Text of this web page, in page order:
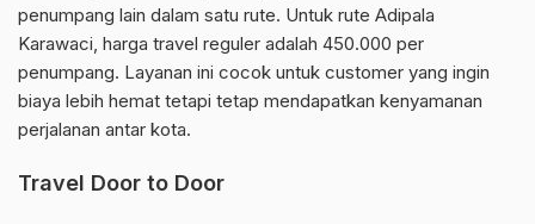
penumpang lain dalam satu rute. Untuk rute Adipala
Karawaci, harga travel reguler adalah 450.000 per
penumpang. Layanan ini cocok untuk customer yang ingin
biaya lebih hemat tetapi tetap mendapatkan kenyamanan
perjalanan antar kota.
Travel Door to Door